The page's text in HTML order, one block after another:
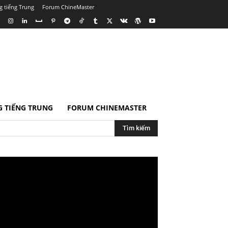
tiếng Trung Forum ChineMaster
TIẾNG TRUNG FORUM CHINEMASTER
Tìm kiếm